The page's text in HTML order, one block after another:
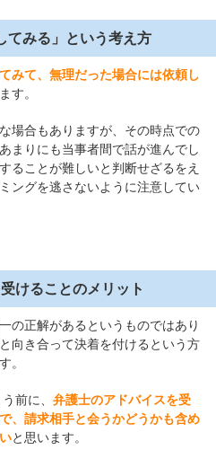
てみる」という考え方
みて、無理だった場合には依頼し
す。
場合もありますが、その時点での
まりにも当事者間で話が進んでし
ることが難しいと判断せざるをえ
ングを逃さないように注意してい
けることのメリット
の正解があるというものではあり
向き合って決着を付けるという方
。
前に、 弁護士のアドバイスを受
、請求相手と会うかどうかも含め
と思います。